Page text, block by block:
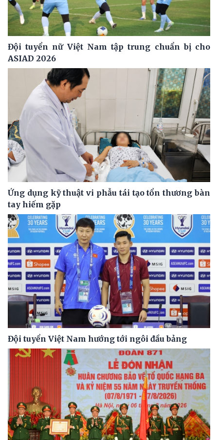
Đội tuyển nữ Việt Nam tập trung chuẩn bị cho
ASIAD 2026
Ứng dụng kỹ thuật vi phẫu tái tạo tổn thương bàn
tay hiếm gặp
Đội tuyển Việt Nam hướng tới ngôi đầu bảng